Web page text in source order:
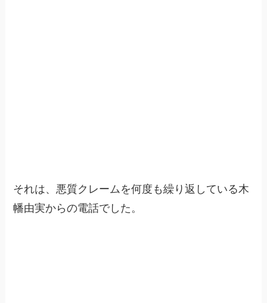
それは、悪質クレームを何度も繰り返している木
幡由実からの電話でした。